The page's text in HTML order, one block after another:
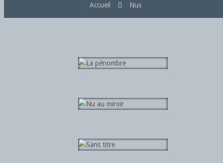
Accueil Nus